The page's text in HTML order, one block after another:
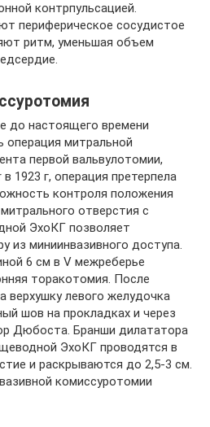
контрпульсацией.
периферическое сосудистое
ритм, уменьшая объем
до настоящего времени
операция митральной
первой вальвулотомии,
1923 г, операция претерпела
контроля положения
отверстия с
ЭхоКГ позволяет
из миниинвазивного доступа.
6 см в V межреберье
торакотомия. После
верхушку левого желудочка
шов на прокладках и через
Дюбоста. Бранши дилататора
ЭхоКГ проводятся в
и раскрываются до 2,5-3 см.
комиссуротомии